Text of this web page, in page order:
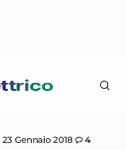
23 Gennaio 2018 4